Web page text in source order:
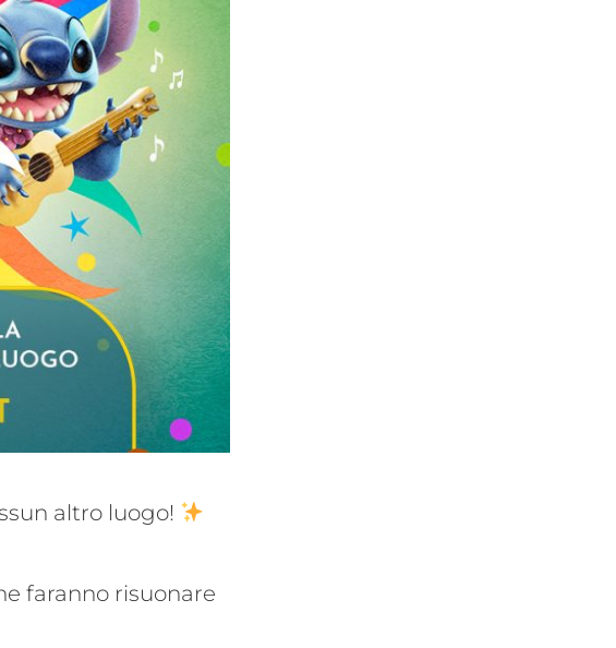
altro luogo!
faranno risuonare